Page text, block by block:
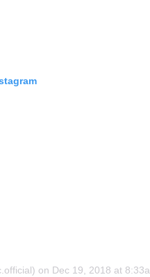
on Dec 19, 2018 at 8:33am PST